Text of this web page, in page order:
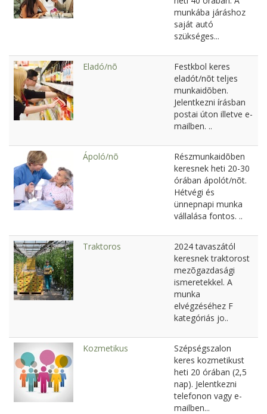
munkába járáshoz
saját autó
szükséges...
Eladó/nõ
Festkbol keres
eladót/nõt teljes
munkaidõben.
Jelentkezni írásban
postai úton illetve e-
mailben. ..
Ápoló/nõ
Részmunkaidõben
keresnek heti 20-30
órában ápolót/nõt.
Hétvégi és
ünnepnapi munka
vállalása fontos. ..
Traktoros
2024 tavaszától
keresnek traktorost
mezõgazdasági
ismeretekkel. A
munka
elvégzéséhez F
kategóriás jo..
Kozmetikus
Szépségszalon
keres kozmetikust
heti 20 órában (2,5
nap). Jelentkezni
telefonon vagy e-
mailben...